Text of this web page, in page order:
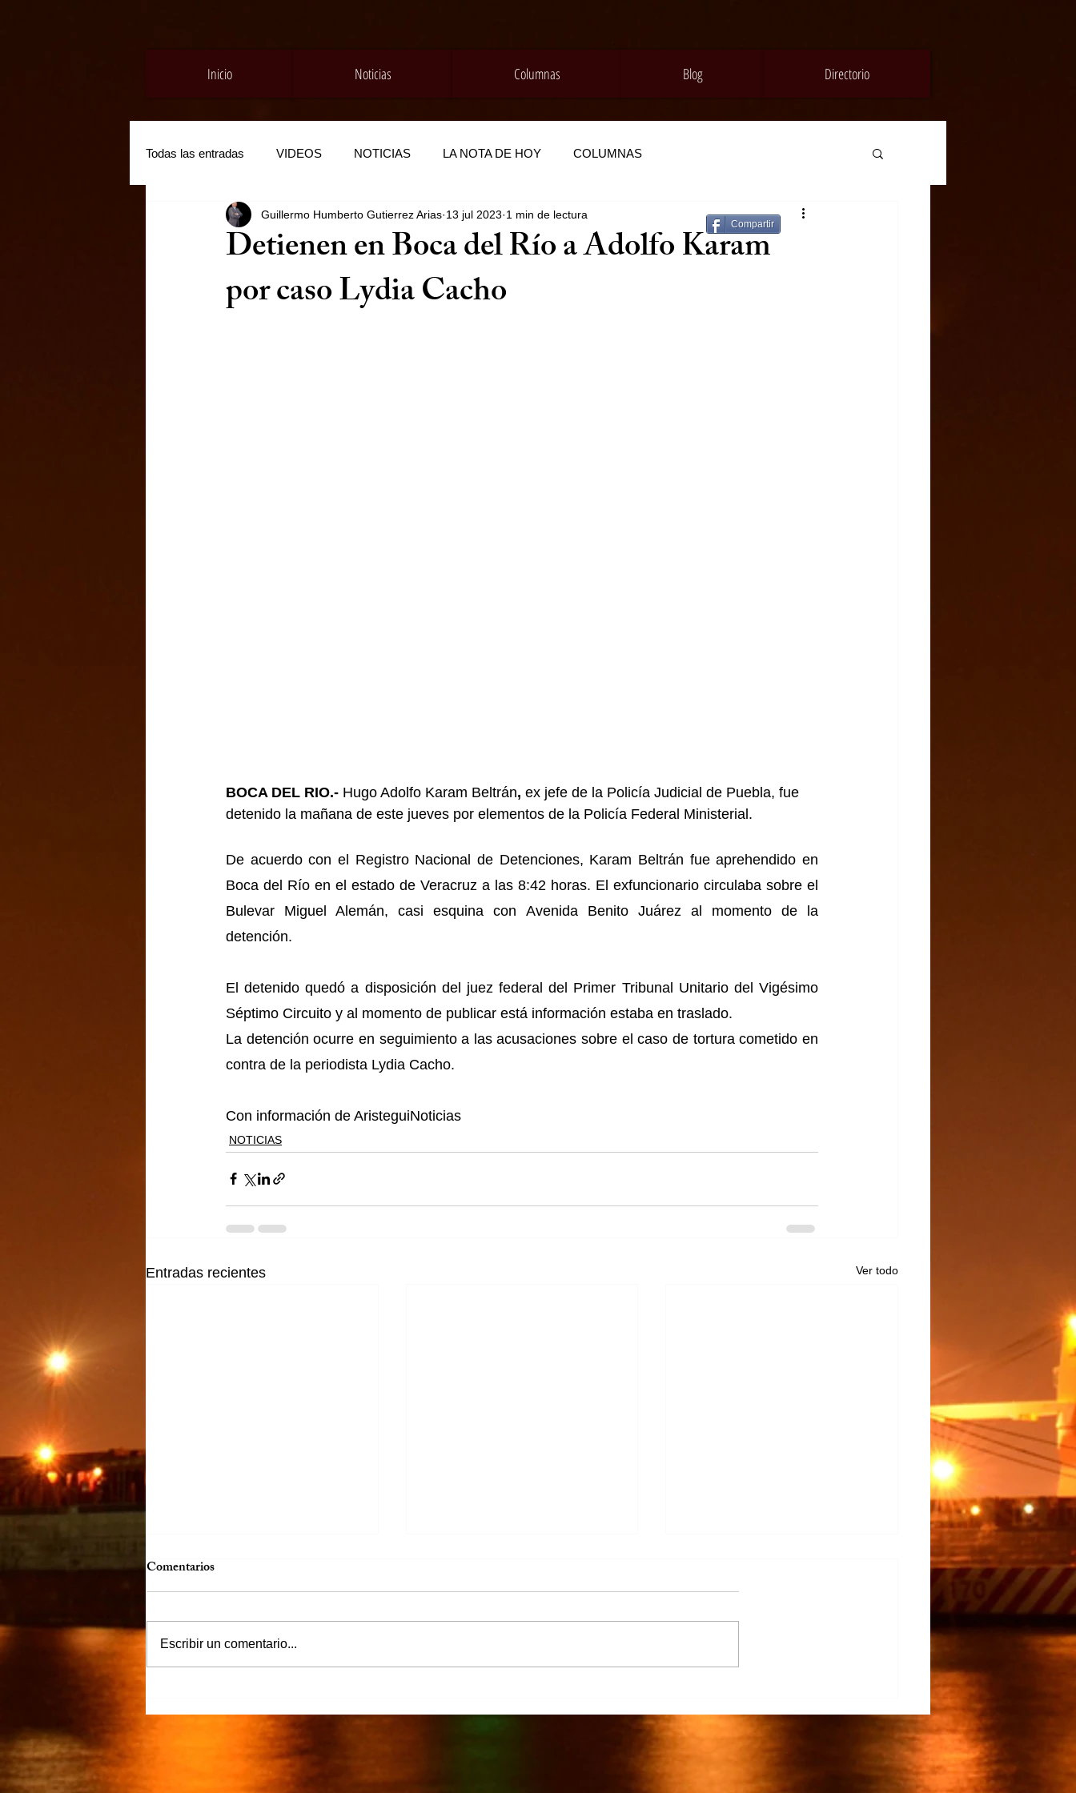
Inicio Noticias Columnas Blog Directorio
Todas las entradas VIDEOS NOTICIAS LA NOTA DE HOY COLUMNAS
Detienen en Boca del Río a Adolfo Karam
por caso Lydia Cacho
Guillermo Humberto Gutierrez Arias 13 jul 2023 1 min de lectura
BOCA DEL RIO.- Hugo Adolfo Karam Beltrán, ex jefe de la Policía Judicial de Puebla, fue
detenido la mañana de este jueves por elementos de la Policía Federal Ministerial.
De acuerdo con el Registro Nacional de Detenciones, Karam Beltrán fue aprehendido en
Boca del Río en el estado de Veracruz a las 8:42 horas. El exfuncionario circulaba sobre el
Bulevar Miguel Alemán, casi esquina con Avenida Benito Juárez al momento de la
detención.
El detenido quedó a disposición del juez federal del Primer Tribunal Unitario del Vigésimo
Séptimo Circuito y al momento de publicar está información estaba en traslado.
La detención ocurre en seguimiento a las acusaciones sobre el caso de tortura cometido en
contra de la periodista Lydia Cacho.
Con información de AristeguiNoticias
NOTICIAS
Entradas recientes Ver todo
familiares y amigos
caña afectados por el cierre del
Desarrollo del TECNM Virtual
Comentarios
Escribir un comentario...
Compartir